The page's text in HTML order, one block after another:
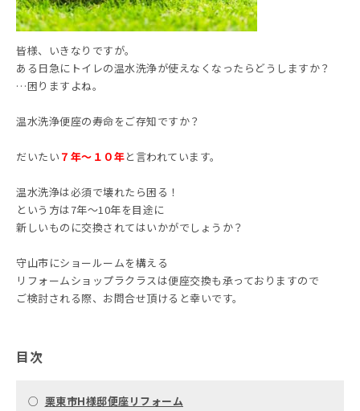
皆様、いきなりですが。
ある日急にトイレの温水洗浄が使えなくなったらどうしますか？
…困りますよね。
温水洗浄便座の寿命をご存知ですか？
だいたい ７年～１０年と言われています。
温水洗浄は必須で壊れたら困る！
という方は7年～10年を目途に
新しいものに交換されてはいかがでしょうか？
守山市にショールームを構える
リフォームショップラクラスは便座交換も承っておりますので
ご検討される際、お問合せ頂けると幸いです。
目次
○ 栗東市H様邸便座リフォーム